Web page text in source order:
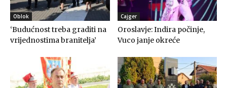
Oblok
‘Budućnost treba graditi na
vrijednostima branitelja’
Cajger
Oroslavje: Indira počinje,
Vuco janje okreće